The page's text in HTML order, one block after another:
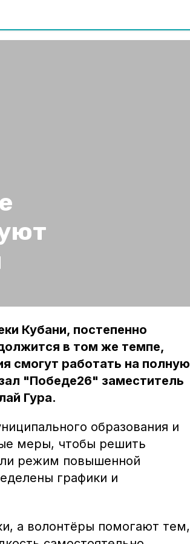
Кубани, постепенно
в том же темпе,
смогут работать на полную
"Победе26" заместитель
Гура.
образования и
меры, чтобы решить
режим повышенной
графики и
а волонтёры помогают тем,